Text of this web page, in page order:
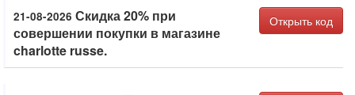
21-08-2026 Скидка 20% при
совершении покупки в магазине
charlotte russe.
Открыть код